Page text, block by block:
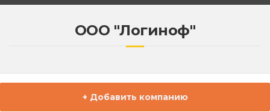
ООО "Логиноф"
+ Добавить компанию